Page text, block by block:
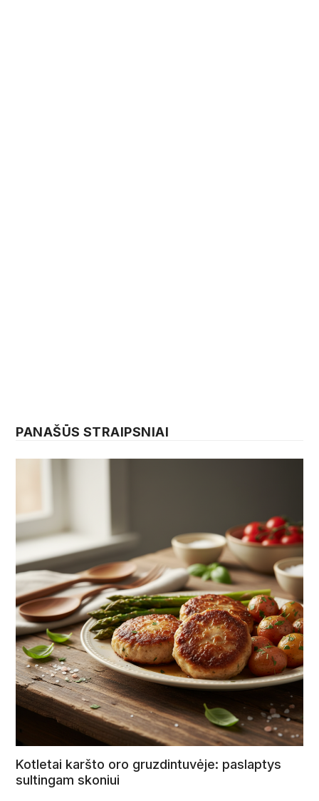
PANAŠŪS STRAIPSNIAI
Kotletai karšto oro gruzdintuvėje: paslaptys
sultingam skoniui